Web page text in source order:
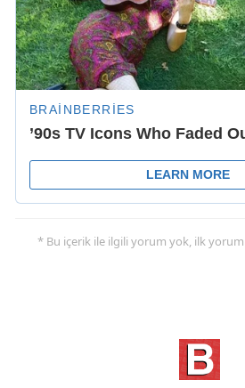
* Bu içerik ile ilgili yorum yok, ilk